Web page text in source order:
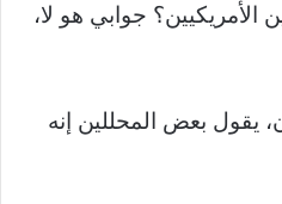
الأمريكيين؟ جوابي هو لا،
يقول بعض المحللين إنه